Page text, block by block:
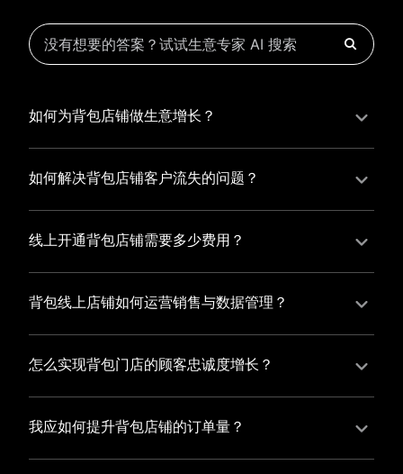
如何为背包店铺做生意增长？
为背包店铺实现持续生意增长，您可以通过有赞新零售
的一体化解决方案，整合线上线下资源，实现商品管
铺的运营效率，促进业务增长。
如何解决背包店铺客户流失的问题？
背包店铺精细化运营，有赞私域运营助您轻松解决客户
流失问题，通过有赞微商城、有赞小程序商城搭建专属
购率，实现业绩增长！
线上开通背包店铺需要多少费用？
选择有赞新零售，您可以开通背包店铺，快速搭建属于
您的有赞微商城，我们为您提供有赞微商城、有赞私域
共同打造独具特色的品牌，携手共创辉煌事业！
背包线上店铺如何运营销售与数据管理？
有赞新零售旗下的有赞微商城、有赞私域运营和有赞小
程序商城，为您的线上店铺提供一站式解决方案，从运
态。
怎么实现背包门店的顾客忠诚度增长？
您可以使用有赞的会员管理系统，建立自己的会员体
系，通过赠送积分、折扣等福利来吸引顾客再次购买，
度。
我应如何提升背包店铺的订单量？
您可以使用有赞的裂变营销功能，通过给用户发放优惠